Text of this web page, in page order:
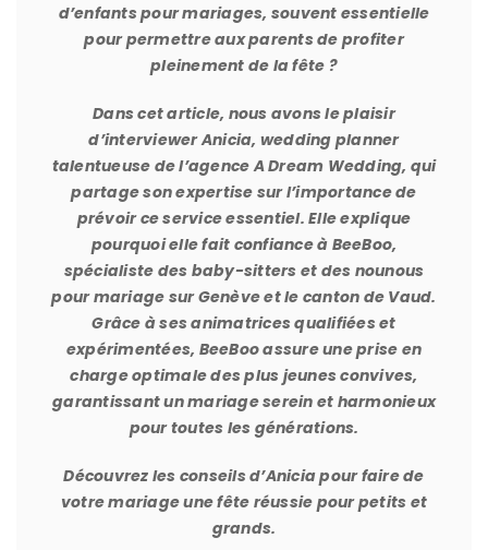
d’enfants pour mariages, souvent essentielle
pour permettre aux parents de profiter
pleinement de la fête ?
Dans cet article, nous avons le plaisir
d’interviewer Anicia, wedding planner
talentueuse de l’agenceA Dream Wedding, qui
partage son expertise sur l’importance de
prévoir ce service essentiel. Elle explique
pourquoi elle fait confiance à BeeBoo,
spécialiste des baby-sitters et des nounous
pour mariage sur Genève et le canton de Vaud.
Grâce à ses animatrices qualifiées et
expérimentées, BeeBoo assure une prise en
charge optimale des plus jeunes convives,
garantissant un mariage serein et harmonieux
pour toutes les générations.
Découvrez les conseils d’Anicia pour faire de
votre mariage une fête réussie pour petits et
grands.